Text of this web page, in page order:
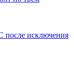
после исключения